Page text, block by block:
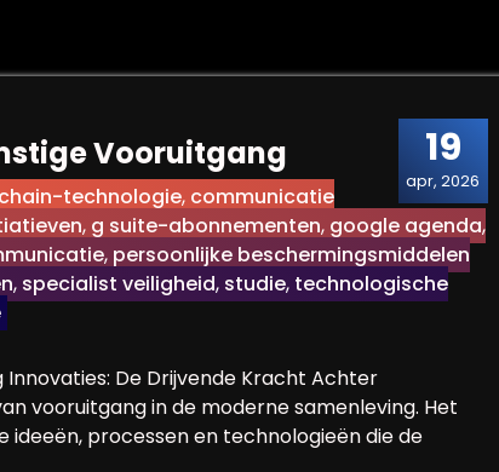
19
apr, 2026
Vooruitgang
technologie, communicatie
, g suite-abonnementen, google agenda,
, persoonlijke beschermingsmiddelen
, specialist veiligheid, studie, technologische
De Drijvende Kracht Achter
vooruitgang in de moderne samenleving. Het
processen en technologieën die de